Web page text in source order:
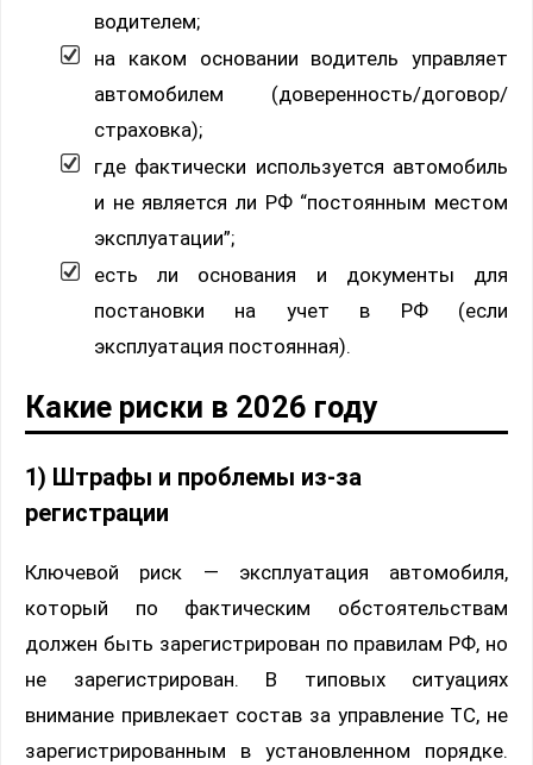
водителем;
на каком основании водитель управляет
автомобилем (доверенность/договор/
страховка);
где фактически используется автомобиль
и не является ли РФ “постоянным местом
эксплуатации”;
есть ли основания и документы для
постановки на учет в РФ (если
эксплуатация постоянная).
Какие риски в 2026 году
1) Штрафы и проблемы из-за
регистрации
Ключевой риск — эксплуатация автомобиля,
который по фактическим обстоятельствам
должен быть зарегистрирован по правилам РФ, но
не зарегистрирован. В типовых ситуациях
внимание привлекает состав за управление ТС, не
зарегистрированным в установленном порядке.